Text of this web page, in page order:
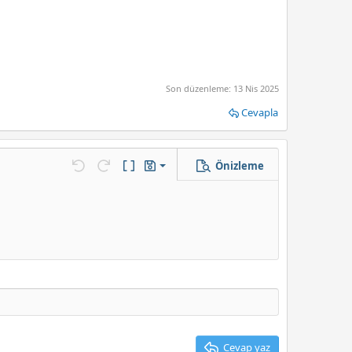
Son düzenleme: 13 Nis 2025
Cevapla
Geri alileri alBB Kod aç/kapat
Taslaklar
Taslağı kaydet
Önizleme
Cevap yaz